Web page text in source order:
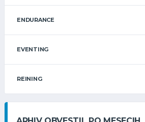
ENDURANCE
EVENTING
REINING